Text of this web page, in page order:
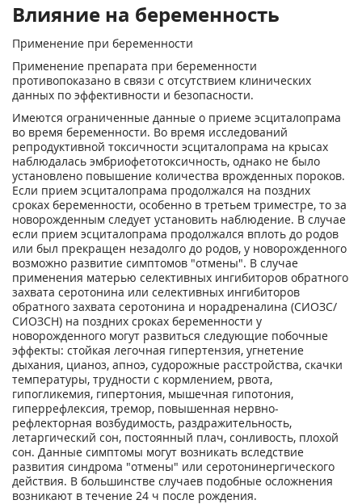
Влияние на беременность
Применение при беременности
Применение препарата при беременности
противопоказано в связи с отсутствием клинических
данных по эффективности и безопасности.
Имеются ограниченные данные о приеме эсциталопрама
во время беременности. Во время исследований
репродуктивной токсичности эсциталопрама на крысах
наблюдалась эмбриофетотоксичность, однако не было
установлено повышение количества врожденных пороков.
Если прием эсциталопрама продолжался на поздних
сроках беременности, особенно в третьем триместре, то за
новорожденным следует установить наблюдение. В случае
если прием эсциталопрама продолжался вплоть до родов
или был прекращен незадолго до родов, у новорожденного
возможно развитие симптомов "отмены". В случае
применения матерью селективных ингибиторов обратного
захвата серотонина или селективных ингибиторов
обратного захвата серотонина и норадреналина (СИОЗС/
СИОЗСН) на поздних сроках беременности у
новорожденного могут развиться следующие побочные
эффекты: стойкая легочная гипертензия, угнетение
дыхания, цианоз, апноэ, судорожные расстройства, скачки
температуры, трудности с кормлением, рвота,
гипогликемия, гипертония, мышечная гипотония,
гиперрефлексия, тремор, повышенная нервно-
рефлекторная возбудимость, раздражительность,
летаргический сон, постоянный плач, сонливость, плохой
сон. Данные симптомы могут возникать вследствие
развития синдрома "отмены" или серотонинергического
действия. В большинстве случаев подобные осложнения
возникают в течение 24 ч после рождения.